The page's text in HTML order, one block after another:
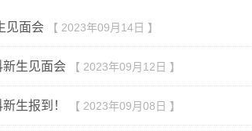
见面会 【 2023年09月14日 】
生见面会 【 2023年09月12日 】
生报到！ 【 2023年09月08日 】